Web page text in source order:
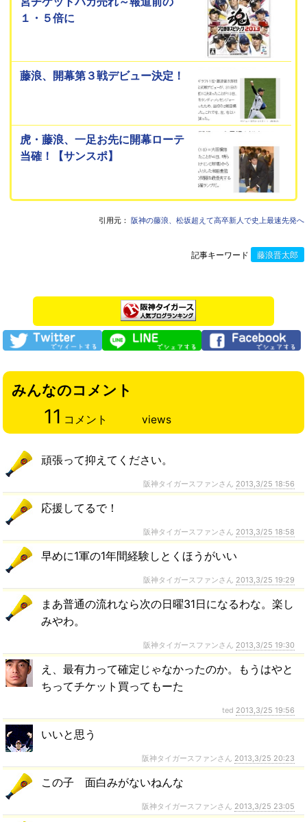
１・５倍に
藤浪、開幕第３戦デビュー決定！
虎・藤浪、一足お先に開幕ローテ
当確！【サンスポ】
引用元： 阪神の藤浪、松坂超えて高卒新人で史上最速先発へ
記事キーワード 藤浪晋太郎
みんなのコメント
11 コメント views
頑張って抑えてください。
阪神タイガースファンさん 2013,3/25 18:56
応援してるで！
阪神タイガースファンさん 2013,3/25 18:58
早めに1軍の1年間経験しとくほうがいい
阪神タイガースファンさん 2013,3/25 19:29
まあ普通の流れなら次の日曜31日になるわな。楽し
みやわ。
阪神タイガースファンさん 2013,3/25 19:30
え、最有力って確定じゃなかったのか。もうはやと
ちってチケット買ってもーた
ted 2013,3/25 19:56
いいと思う
阪神タイガースファンさん 2013,3/25 20:23
この子 面白みがないねんな
阪神タイガースファンさん 2013,3/25 23:05